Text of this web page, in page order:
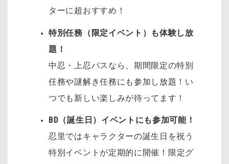
ターに超おすすめ！
特別任務（限定イベント）も体験し放
題！
中忍・上忍パスなら、期間限定の特別
任務や謎解き任務にも参加し放題！い
つでも新しい楽しみが待ってます！
BD（誕生日）イベントにも参加可能！
忍里ではキャラクターの誕生日を祝う
特別イベントが定期的に開催！ 限定グ